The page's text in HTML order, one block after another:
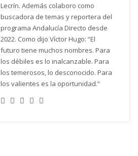
Lecrín. Además colaboro como
buscadora de temas y reportera del
programa Andalucía Directo desde
2022. Como dijo Víctor Hugo: “El
futuro tiene muchos nombres. Para
los débiles es lo inalcanzable. Para
los temerosos, lo desconocido. Para
los valientes es la oportunidad.”